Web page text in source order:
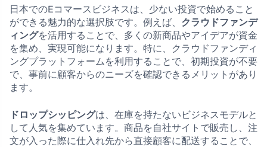
日本でのEコマースビジネスは、少ない投資で始めること
ができる魅力的な選択肢です。例えば、 クラウドファンデ
ィングを活用することで、多くの新商品やアイデアが資金
を集め、実現可能になります。特に、クラウドファンディ
ングプラットフォームを利用することで、初期投資が不要
で、事前に顧客からのニーズを確認できるメリットがあり
ます。
ドロップシッピングは、在庫を持たないビジネスモデルと
して人気を集めています。商品を自社サイトで販売し、注
文が入った際に仕入れ先から直接顧客に配送することで、